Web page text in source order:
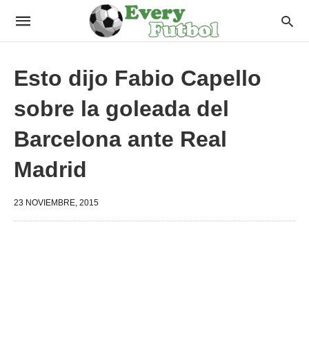
Esto dijo Fabio Capello
sobre la goleada del
Barcelona ante Real
Madrid
23 NOVIEMBRE, 2015